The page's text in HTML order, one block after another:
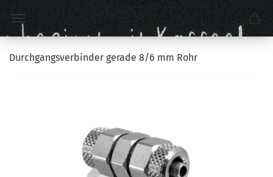
Durchgangsverbinder gerade 8/6 mm Rohr